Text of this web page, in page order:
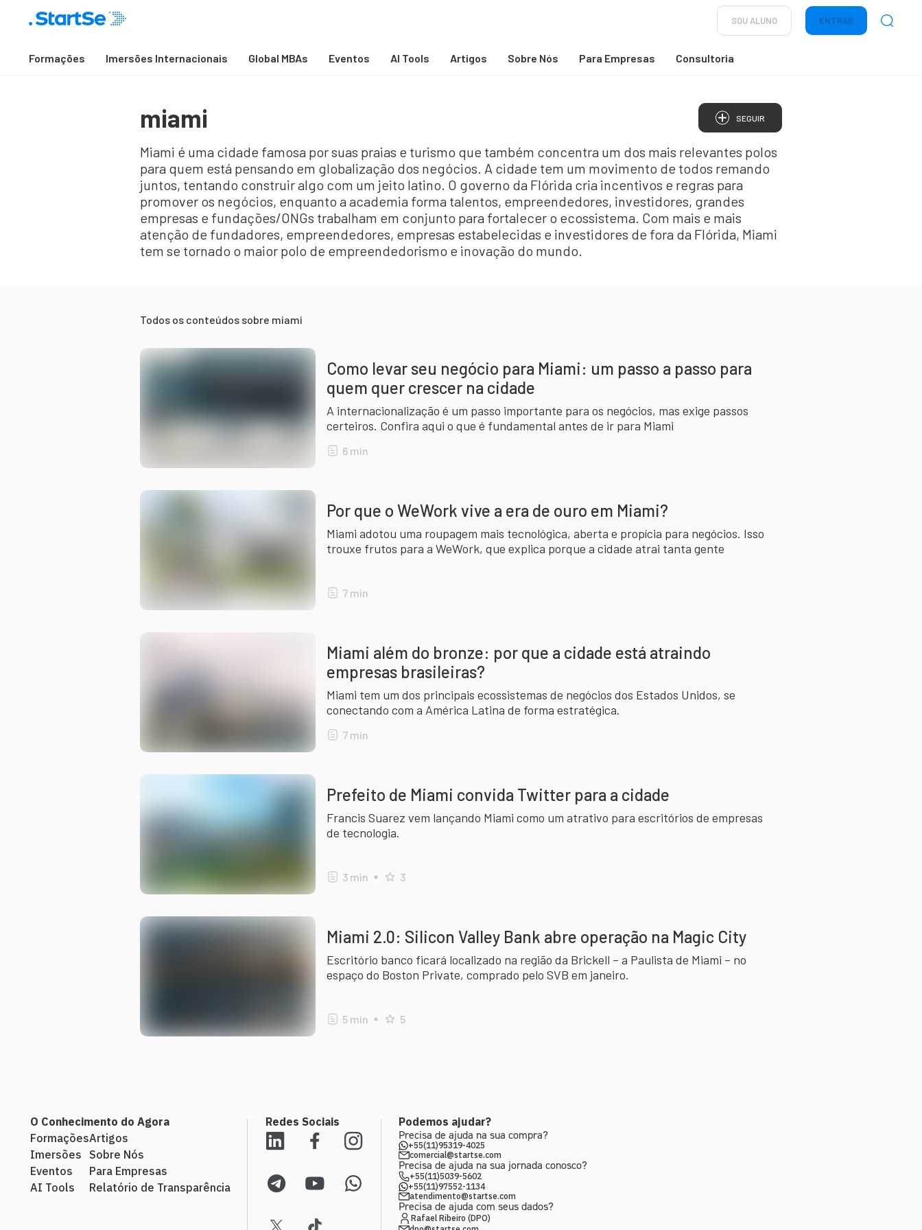
SOU ALUNO ENTRAR
Formações Imersões Internacionais Global MBAs Eventos AI Tools Artigos Sobre Nós Para Empresas Consultoria
miami SEGUIR
Miami é uma cidade famosa por suas praias e turismo que também concentra um dos mais relevantes polos
para quem está pensando em globalização dos negócios. A cidade tem um movimento de todos remando
juntos, tentando construir algo com um jeito latino. O governo da Flórida cria incentivos e regras para
promover os negócios, enquanto a academia forma talentos, empreendedores, investidores, grandes
empresas e fundações/ONGs trabalham em conjunto para fortalecer o ecossistema. Com mais e mais
atenção de fundadores, empreendedores, empresas estabelecidas e investidores de fora da Flórida, Miami
tem se tornado o maior polo de empreendedorismo e inovação do mundo.
Todos os conteúdos sobre miami
Como levar seu negócio para Miami: um passo a passo para
quem quer crescer na cidade
A internacionalização é um passo importante para os negócios, mas exige passos
certeiros. Confira aqui o que é fundamental antes de ir para Miami
6 min
Por que o WeWork vive a era de ouro em Miami?
Miami adotou uma roupagem mais tecnológica, aberta e propícia para negócios. Isso
trouxe frutos para a WeWork, que explica porque a cidade atrai tanta gente
7 min
Miami além do bronze: por que a cidade está atraindo
empresas brasileiras?
Miami tem um dos principais ecossistemas de negócios dos Estados Unidos, se
conectando com a América Latina de forma estratégica.
7 min
Prefeito de Miami convida Twitter para a cidade
Francis Suarez vem lançando Miami como um atrativo para escritórios de empresas
de tecnologia.
3 min 3
Miami 2.0: Silicon Valley Bank abre operação na Magic City
Escritório banco ficará localizado na região da Brickell – a Paulista de Miami – no
espaço do Boston Private, comprado pelo SVB em janeiro.
5 min 5
O Conhecimento do Agora
Formações
Imersões
Eventos
AI Tools
Artigos
Sobre Nós
Para Empresas
Relatório de Transparência
Redes Sociais Podemos ajudar?
Precisa de ajuda na sua compra?
+55(11)95319-4025
comercial@startse.com
Precisa de ajuda na sua jornada conosco?
+55(11)5039-5602
+55(11)97552-1134
atendimento@startse.com
Precisa de ajuda com seus dados?
Rafael Ribeiro (DPO)